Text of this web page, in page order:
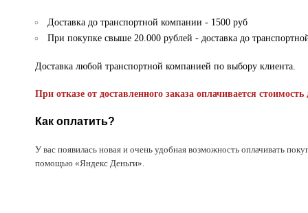
Доставка до транспортной компании - 1500 руб
При покупке свыше 20.000 рублей - доставка до
Доставка любой транспортной компанией по выбору клиента.
При отказе от доставленного заказа оплачивается стоимость
Как оплатить?
У вас появилась новая и очень удобная возможность оплачивать
помощью «Яндекс Деньги».